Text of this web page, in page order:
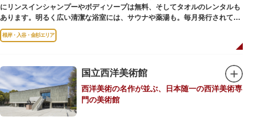
にリンスインシャンプーやボディソープは無料、そしてタオルのレンタルも
あります。明るく広い清潔な浴室には、サウナや薬湯も。毎月発行されてい
る萩の湯だよりで薬湯の予定を確認すれば、お好みの薬湯を楽しめます。
また併設されたレストラン、食事処こもれびではおいしい食事だけでなく、
後これまた好きなタイミングで、おいしい食事をいただき、心も体も整えて
日々の生活を支えてくれる空間です。
根岸・入谷・金杉エリア
国立西洋美術館
西洋美術の名作が並ぶ、日本随一の西洋美術専
門の美術館